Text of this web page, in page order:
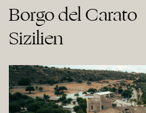
Borgo del Carato
Sizilien